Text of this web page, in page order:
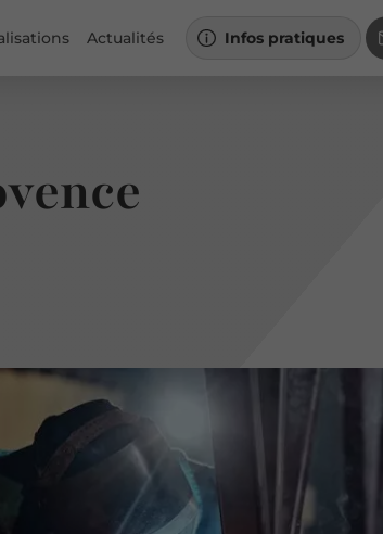
Actualités Infos pratiques